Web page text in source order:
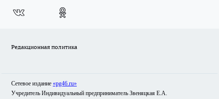
Редакционная политика
Сетевое издание «pg46.ru»
Учредитель Индивидуальный предприниматель Звеняцкая Е.А.